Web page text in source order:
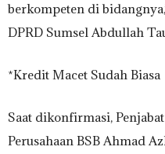
berkompeten di
DPRD Sumsel Abdullah
*Kredit Macet Sudah Biasa
Saat dikonfirmasi,
Perusahaan BSB Ahmad